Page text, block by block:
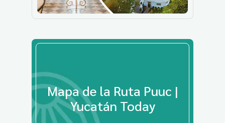
Mapa de la Ruta Puuc |
Yucatán Today